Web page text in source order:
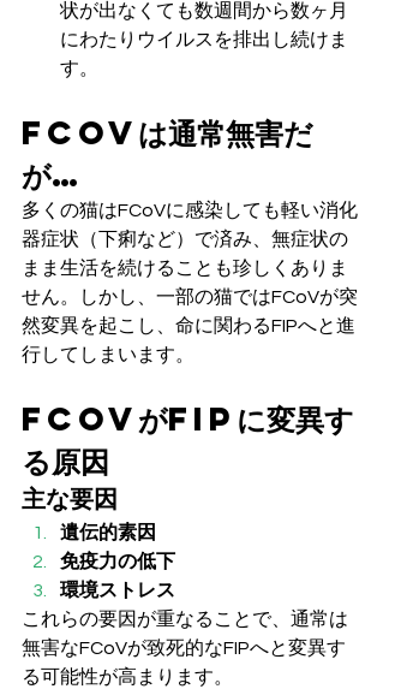
状が出なくても数週間から数ヶ月
にわたりウイルスを排出し続けま
す。
FCoVは通常無害だ
が…
多くの猫はFCoVに感染しても軽い消化
器症状（下痢など）で済み、無症状の
まま生活を続けることも珍しくありま
せん。しかし、一部の猫ではFCoVが突
然変異を起こし、命に関わるFIPへと進
行してしまいます。
FCoVがFIPに変異す
る原因
主な要因
遺伝的素因
免疫力の低下
環境ストレス
これらの要因が重なることで、通常は
無害なFCoVが致死的なFIPへと変異す
る可能性が高まります。